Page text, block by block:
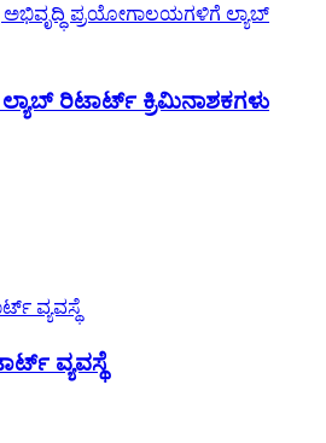
ರಿಟಾರ್ಟ್ ಕ್ರಿಮಿನಾಶಕಗಳು
ವ್ಯವಸ್ಥೆ